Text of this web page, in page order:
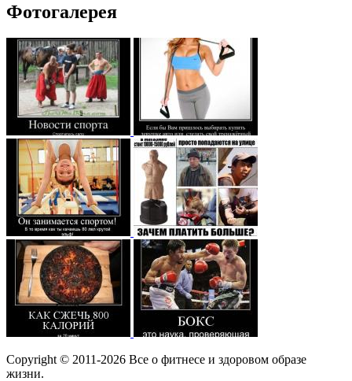
Фотогалерея
Copyright © 2011-2026 Все о фитнесе и здоровом образе
жизни.